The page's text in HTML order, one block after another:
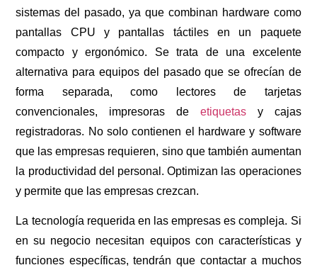
sistemas del pasado, ya que combinan hardware como
pantallas CPU y pantallas táctiles en un paquete
compacto y ergonómico. Se trata de una excelente
alternativa para equipos del pasado que se ofrecían de
forma separada, como lectores de tarjetas
convencionales, impresoras de etiquetasy cajas
registradoras. No solo contienen el hardware y software
que las empresas requieren, sino que también aumentan
la productividad del personal. Optimizan las operaciones
y permite que las empresas crezcan.
La tecnología requerida en las empresas es compleja. Si
en su negocio necesitan equipos con características y
funciones específicas, tendrán que contactar a muchos